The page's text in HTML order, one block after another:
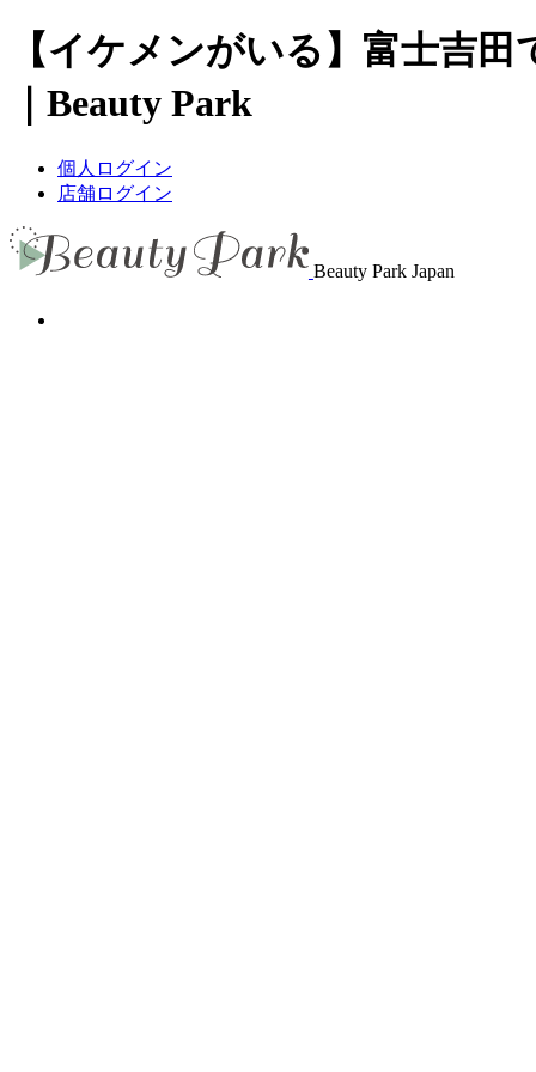
【イケメンがいる】富士吉
｜Beauty Park
個人ログイン
店舗ログイン
Beauty Park Japan